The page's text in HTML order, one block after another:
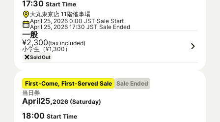
17:30 Start Time
大丸東京店 11階催事場
April 25, 2026 0:00 JST Sale Start
April 25, 2026 17:30 JST Sale Ended
一般
¥2,300(tax included)
小学生（¥1,300）
Sold Out
First-Come, First-Served Sale Sale Ended
当日券
April25,2026 (Saturday)
18:00 Start Time